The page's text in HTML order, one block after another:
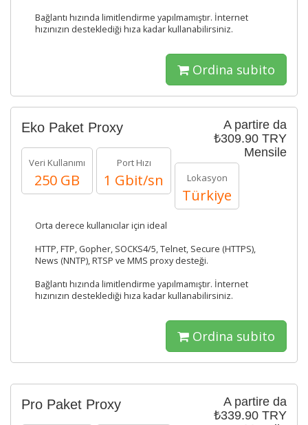
Bağlantı hızında limitlendirme yapılmamıştır. İnternet
hızınızın desteklediği hıza kadar kullanabilirsiniz.
Ordina subito
A partire da
₺309.90 TRY
Mensile
Eko Paket Proxy
Veri Kullanımı
250 GB
Port Hızı
1 Gbit/sn Lokasyon
Türkiye
Orta derece kullanıcılar için ideal
HTTP, FTP, Gopher, SOCKS4/5, Telnet, Secure (HTTPS),
News (NNTP), RTSP ve MMS proxy desteği.
Bağlantı hızında limitlendirme yapılmamıştır. İnternet
hızınızın desteklediği hıza kadar kullanabilirsiniz.
Ordina subito
A partire da
₺339.90 TRY
Pro Paket Proxy